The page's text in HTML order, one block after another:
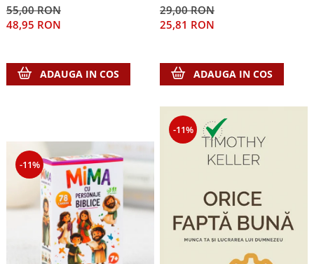
55,00 RON
48,95 RON
ADAUGA IN COS
29,00 RON
25,81 RON
ADAUGA IN COS
-11%
-11%